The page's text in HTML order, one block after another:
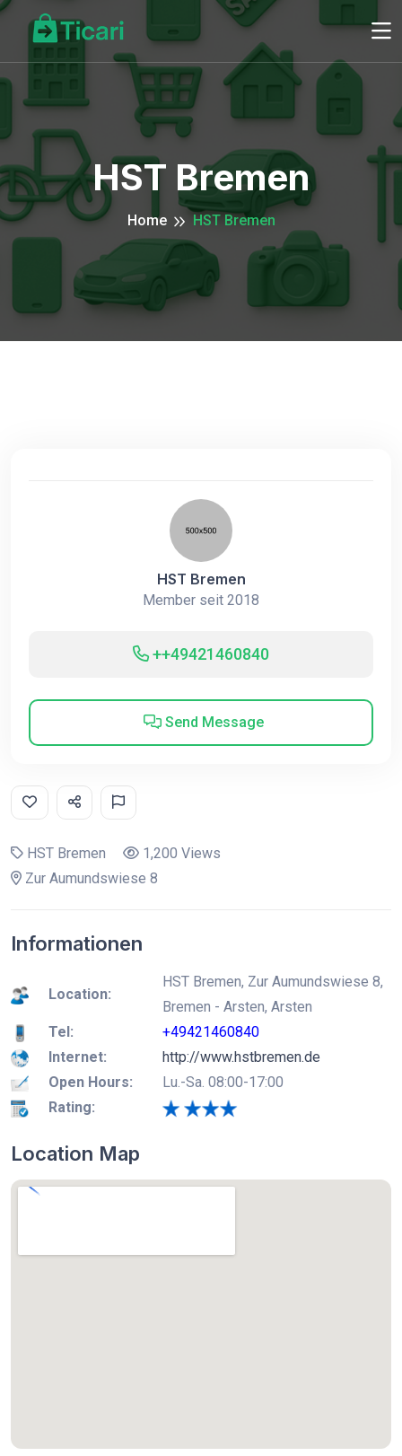
HST Bremen
Home HST Bremen
HST Bremen
Member seit 2018
++49421460840
Send Message
HST Bremen
1,200 Views
Zur Aumundswiese 8
Informationen
Location:
HST Bremen, Zur Aumundswiese 8,
Bremen - Arsten, Arsten
Tel:
+49421460840
Internet:
http://www.hstbremen.de
Open Hours:
Lu.-Sa. 08:00-17:00
Rating:
Location Map